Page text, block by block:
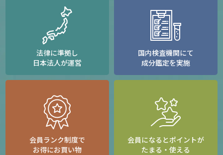
法律に準拠し
日本法人が運営
国内検査機関にて
成分鑑定を実施
会員ランク制度で
お得にお買い物
会員になるとポイントが
たまる・使える